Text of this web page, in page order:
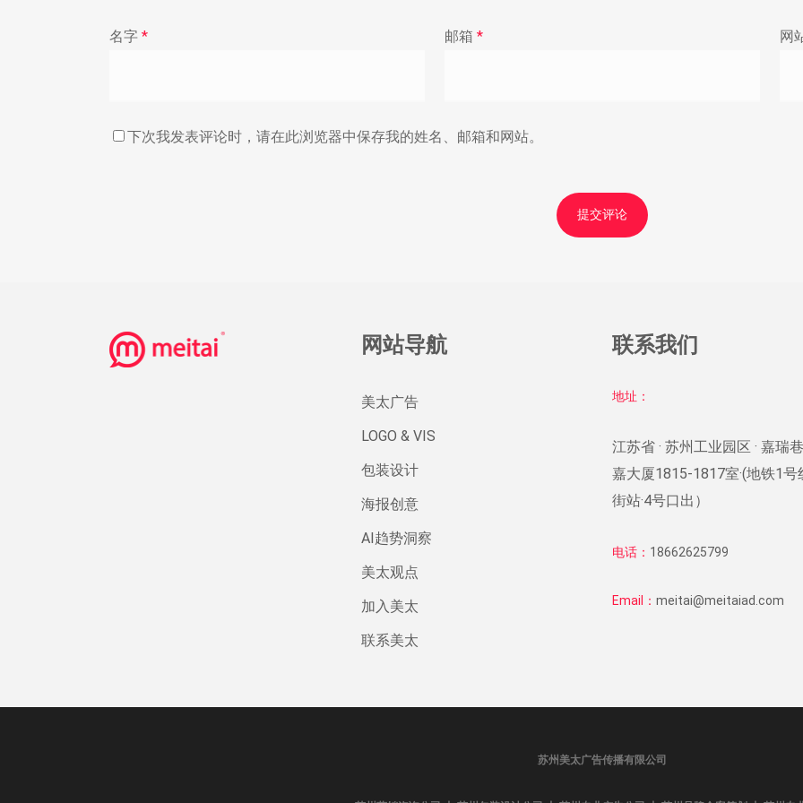
名字 * 邮箱 * 网
下次我发表评论时，请在此浏览器中保存我的姓名、邮箱和网站。
网站导航
美太广告
LOGO & VIS
包装设计
海报创意
AI趋势洞察
美太观点
加入美太
联系美太
联系我们
地址：
江苏省 · 苏州工业园区 · 嘉瑞
嘉大厦1815-1817室·(地铁1号
街站·4号口出）
电话： 18662625799
Email： meitai@meitaiad.com
苏州美太广告传播有限公司